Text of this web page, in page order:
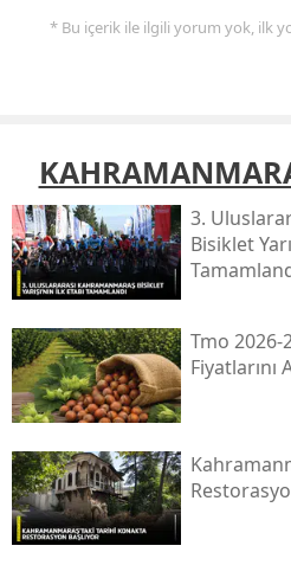
* Bu içerik ile ilgili yorum yok, ilk
3.
Bisiklet
Tmo 2026-
Fiyatlarını